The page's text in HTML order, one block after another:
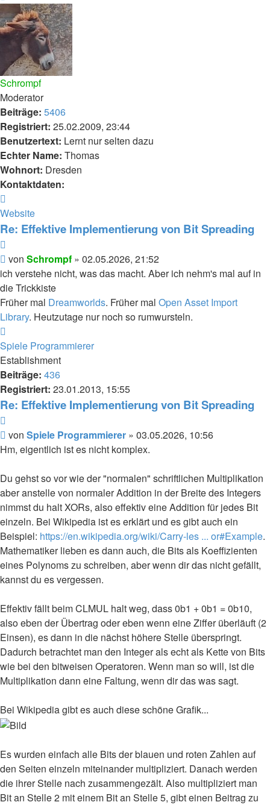
oben
Schrompf
Moderator
Beiträge: 5406
Registriert: 25.02.2009, 23:44
Benutzertext: Lernt nur selten dazu
Echter Name: Thomas
Wohnort: Dresden
Kontaktdaten:
von
Schrompf
Website
Re: Effektive Implementierung von Bit Spreading
Beitrag
von Schrompf » 02.05.2026, 21:52
ich verstehe nicht, was das macht. Aber ich nehm's mal auf in
die Trickkiste
Früher mal Dreamworlds. Früher mal Open Asset Import
Library. Heutzutage nur noch so rumwursteln.
oben
Spiele Programmierer
Establishment
Beiträge: 436
Registriert: 23.01.2013, 15:55
Re: Effektive Implementierung von Bit Spreading
Beitrag
von Spiele Programmierer » 03.05.2026, 10:56
Hm, eigentlich ist es nicht komplex.
Du gehst so vor wie der "normalen" schriftlichen Multiplikation
aber anstelle von normaler Addition in der Breite des Integers
nimmst du halt XORs, also effektiv eine Addition für jedes Bit
einzeln. Bei Wikipedia ist es erklärt und es gibt auch ein
Beispiel: https://en.wikipedia.org/wiki/Carry-les ... or#Example.
Mathematiker lieben es dann auch, die Bits als Koeffizienten
eines Polynoms zu schreiben, aber wenn dir das nicht gefällt,
kannst du es vergessen.
Effektiv fällt beim CLMUL halt weg, dass 0b1 + 0b1 = 0b10,
also eben der Übertrag oder eben wenn eine Ziffer überläuft (2
Einsen), es dann in die nächst höhere Stelle überspringt.
Dadurch betrachtet man den Integer als echt als Kette von Bits
wie bei den bitweisen Operatoren. Wenn man so will, ist die
Multiplikation dann eine Faltung, wenn dir das was sagt.
Bei Wikipedia gibt es auch diese schöne Grafik...
Es wurden einfach alle Bits der blauen und roten Zahlen auf
den Seiten einzeln miteinander multipliziert. Danach werden
die ihrer Stelle nach zusammengezält. Also multipliziert man
Bit an Stelle 2 mit einem Bit an Stelle 5, gibt einen Beitrag zu